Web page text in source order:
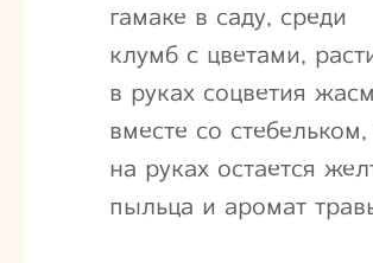
гамаке в саду, среди
клумб с цветами,
в руках соцветия
вместе со стебельком,
на руках остается
пыльца и аромат